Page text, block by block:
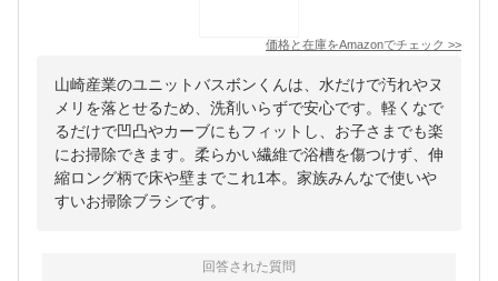
価格と在庫をAmazonでチェック >>
山崎産業のユニットバスボンくんは、水だけで汚れやヌ
メリを落とせるため、洗剤いらずで安心です。軽くなで
るだけで凹凸やカーブにもフィットし、お子さまでも楽
にお掃除できます。柔らかい繊維で浴槽を傷つけず、伸
縮ロング柄で床や壁までこれ1本。家族みんなで使いや
すいお掃除ブラシです。
回答された質問